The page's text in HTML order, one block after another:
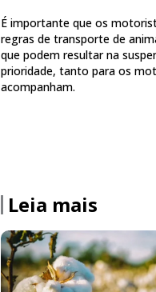
É importante que os
regras de transporte de
que podem resultar na
prioridade, tanto para os
acompanham.
Leia mais